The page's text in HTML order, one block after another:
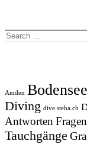
Search
Amden Bodensee
Diving dive.steha.ch
Antworten
Tauchgänge